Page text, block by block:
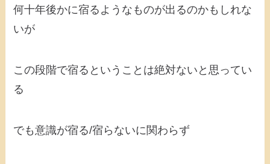
何十年後かに宿るようなものが出るのかもしれな
いが
この段階で宿るということは絶対ないと思ってい
る
でも意識が宿る/宿らないに関わらず